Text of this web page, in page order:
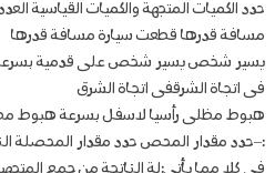
حدد الكميات المتجهة والكميات القياسية
مسافة قدرها قطعت سيارة مسافة قدرها
يسير شخص يسير شخص على قدمية
فى اتجاة الشرقفى اتجاة الشرق
هبوط مظلى رأسيا لاسفل بسرعة هبوط
:–حدد مقدار المحص حدد مقدار المحصلة
فى كلا مما يأتى:لة الناتجة من جمع